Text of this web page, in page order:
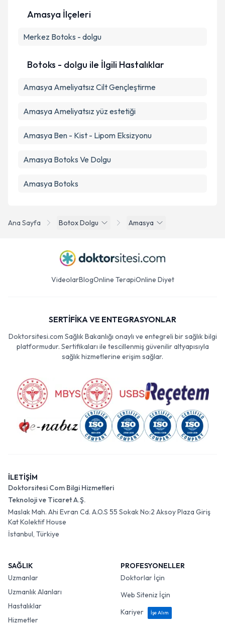
Ana Sayfa Botox Dolgu Amasya
Amasya İlçeleri
Merkez Botoks - dolgu
Botoks - dolgu ile İlgili Hastalıklar
Amasya Ameliyatsız Cilt Gençleştirme
Amasya Ameliyatsız yüz estetiği
Amasya Ben - Kist - Lipom Eksizyonu
Amasya Botoks Ve Dolgu
Amasya Botoks
VideolarBlogOnline TerapiOnline Diyet
SERTİFİKA VE ENTEGRASYONLAR
Doktorsitesi.com Sağlık Bakanlığı onaylı ve entegreli bir sağlık bilgi
platformudur. Sertifikaları ile tescillenmiş güvenilir altyapısıyla
sağlık hizmetlerine erişim sağlar.
İLETİŞİM
Doktorsitesi Com Bilgi Hizmetleri
Teknoloji ve Ticaret A.Ş.
Maslak Mah. Ahi Evran Cd. A.O.S 55 Sokak No:2 Aksoy Plaza Giriş
Kat Kolektif House
İstanbul, Türkiye
SAĞLIK
Uzmanlar
Uzmanlık Alanları
Hastalıklar
Hizmetler
PROFESYONELLER
Doktorlar İçin
Web Siteniz İçin
Kariyer
İşe Alım